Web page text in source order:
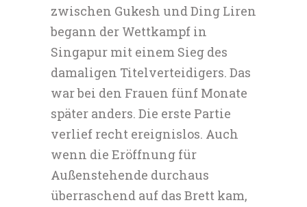
zwischen Gukesh und Ding Liren
begann der Wettkampf in
Singapur mit einem Sieg des
damaligen Titelverteidigers. Das
war bei den Frauen fünf Monate
später anders. Die erste Partie
verlief recht ereignislos. Auch
wenn die Eröffnung für
Außenstehende durchaus
überraschend auf das Brett kam,